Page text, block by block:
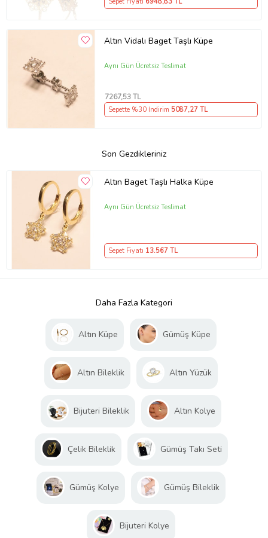
Altın Vidalı Baget Taşlı Küpe
Aynı Gün Ücretsiz Teslimat
7267,53 TL
Sepette %30 İndirim 5087,27 TL
Son Gezdikleriniz
Altın Baget Taşlı Halka Küpe
Aynı Gün Ücretsiz Teslimat
Sepet Fiyatı 13.567TL
Daha Fazla Kategori
Altın Küpe Gümüş Küpe
Altın Bileklik Altın Yüzük
Bijuteri Bileklik Altın Kolye
Çelik Bileklik Gümüş Takı Seti
Gümüş Kolye Gümüş Bileklik
Bijuteri Kolye